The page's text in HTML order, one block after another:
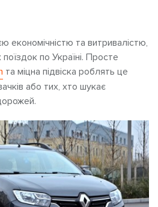
економічністю та витривалістю,
по Україні. Просте
та міцна підвіска роблять це
або тих, хто шукає